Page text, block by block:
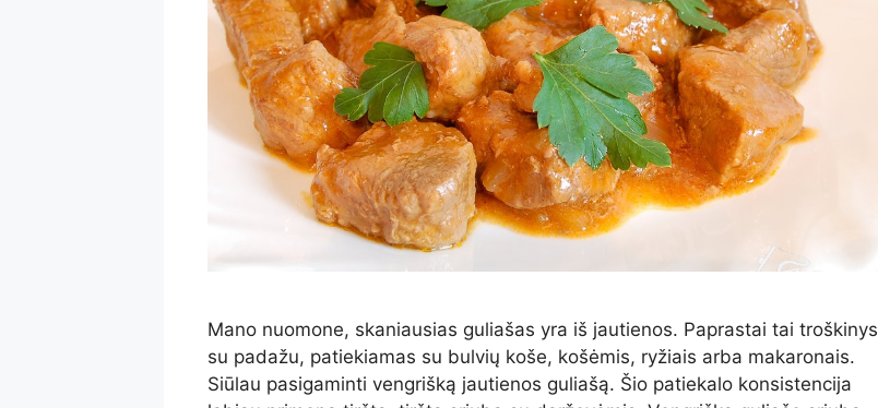
Mano nuomone, skaniausias guliašas yra iš jautienos. Paprastai tai troškinys
su padažu, patiekiamas su bulvių koše, košėmis, ryžiais arba makaronais.
Siūlau pasigaminti vengrišką jautienos guliašą. Šio patiekalo konsistencija